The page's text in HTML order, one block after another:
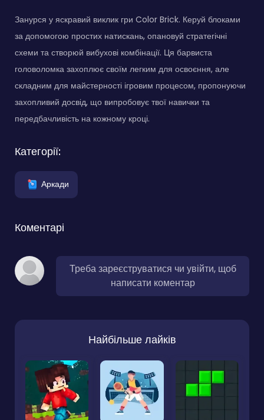
Занурся у яскравий виклик гри Color Brick. Керуй блоками
за допомогою простих натискань, опановуй стратегічні
схеми та створюй вибухові комбінації. Ця барвиста
головоломка захоплює своїм легким для освоєння, але
складним для майстерності ігровим процесом, пропонуючи
захопливий досвід, що випробовує твої навички та
передбачливість на кожному кроці.
Категорії:
Аркади
Коментарі
Треба зареєструватися чи увійти, щоб
написати коментар
Найбільше лайків